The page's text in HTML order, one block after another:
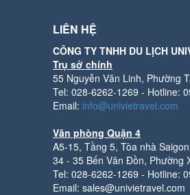
LIÊN HỆ
CÔNG TY TNHH DU LỊCH
Trụ sở chính
55 Nguyễn Văn Linh, Phường
Tel: 028-6262-1269 - Hotline:
Email: info@univietravel.com
Văn phòng Quận 4
A5-15, Tầng 5, Tòa nhà
34 - 35 Bến Vân Đồn, Phường
Tel: 028-6262-1269 - Hotline:
Email: sales@univietravel.com